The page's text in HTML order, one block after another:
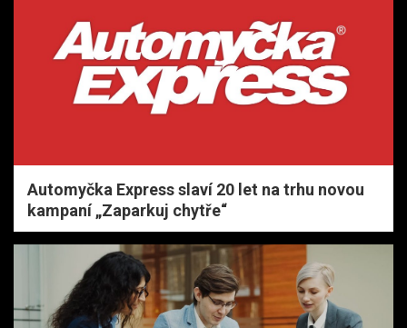
Automyčka Express slaví 20 let na trhu novou
kampaní „Zaparkuj chytře“